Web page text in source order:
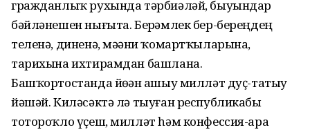
граждан­лыҡ рухында тәрбиәләй, быуындар
бәйләнешен нығыта. Берҙәмлек бер-берең­дең
теленә, диненә, мәҙәни ҡомарт­ҡыларына,
тарихына ихтирамдан башлана.
Башҡортостанда йөҙҙән ашыу милләт дуҫ-татыу
йәшәй. Киләсәктә лә тыуған рес­публикабыҙ
тотороҡло үҫеш, мил­ләт һәм конфессия-ара